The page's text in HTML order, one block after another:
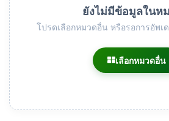
ยังไม่มีข้อมูลในห
โปรดเลือกหมวดอื่น หรือรอการอัพ
เลือกหมวดอื่น